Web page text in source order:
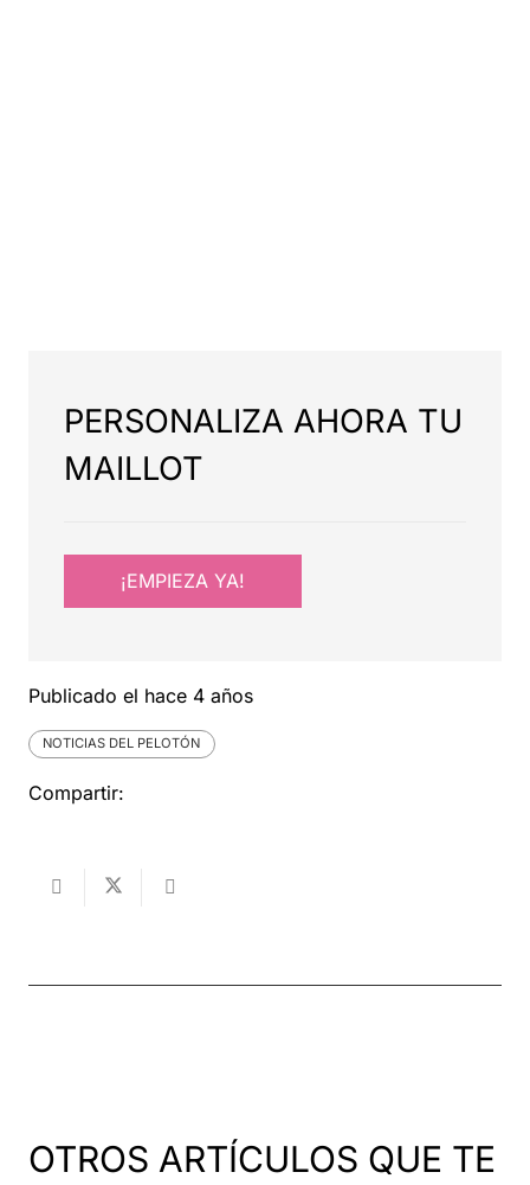
PERSONALIZA AHORA TU
MAILLOT
¡EMPIEZA YA!
Publicado el hace 4 años
NOTICIAS DEL PELOTÓN
Compartir:
OTROS ARTÍCULOS QUE TE